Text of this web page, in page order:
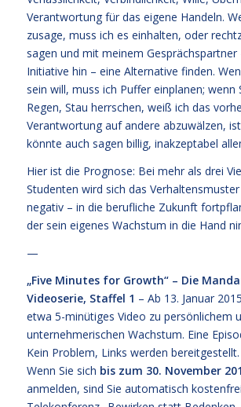
Verantwortung für das eigene Handeln.
zusage, muss ich es einhalten, oder
sagen und mit meinem Gesprächspartner
Initiative hin – eine Alternative finden.
sein will, muss ich Puffer einplanen; wenn
Regen, Stau herrschen, weiß ich das
Verantwortung auf andere abzuwälzen,
könnte auch sagen billig, inakzeptabel
Hier ist die Prognose: Bei mehr als drei
Studenten wird sich das
negativ – in die berufliche Zukunft
der sein eigenes Wachstum in die Hand
—
„Five Minutes for Growth“ – Die
Videoserie, Staffel 1 – Ab 13. Januar
etwa 5-minütiges Video zu persönlichem
unternehmerischen Wachstum. Eine
Kein Problem, Links werden
Wenn Sie sich bis zum 30. November
anmelden, sind Sie automatisch